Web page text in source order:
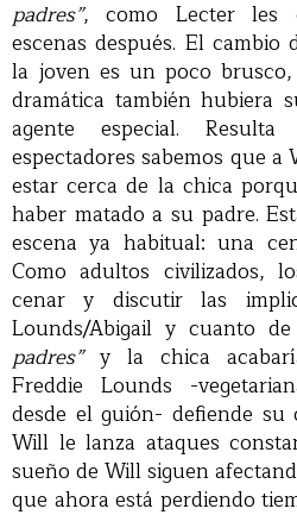
padres”, como Lecter les
escenas después. El
la joven es un poco
dramática también hubiera
agente especial.
espectadores sabemos que
estar cerca de la chica
haber matado a su padre.
escena ya habitual: una
Como adultos civilizados,
cenar y discutir las
Lounds/Abigail y cuanto
padres”y la chica
Freddie Lounds -
desde el guión- defiende su
Will le lanza ataques
sueño de Will siguen
que ahora está perdiendo